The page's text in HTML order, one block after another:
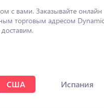
с вами. Заказывайте онлайн
торговым адресом Dynamic
США Испания